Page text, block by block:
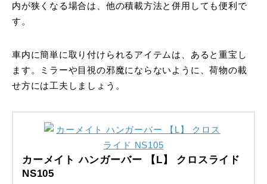
内が狭くなる場合は、他の積載方法と併用しても便利で
す。
車内に簡単に取り付けられるアイテムは、あると重宝し
ます。ミラーや目視の邪魔にならないように、荷物の載
せ方には工夫しましょう。
カーメイト ハンガーバー 【L】 クロスライド
NS105